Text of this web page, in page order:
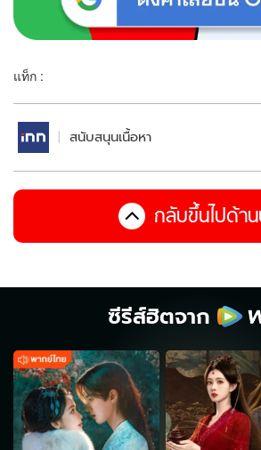
แท็ก :
สนับสนุนเนื้อหา
กลับขึ้นไปด้า
ซีรีส์ฮิตจาก